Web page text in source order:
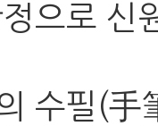
으로 신
수필(